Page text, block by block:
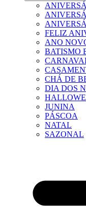
FELIZ
ANO
BATISMO
CHÁ DE
DIA DOS
JUNINA
PÁSCOA
NATAL
SAZONAL